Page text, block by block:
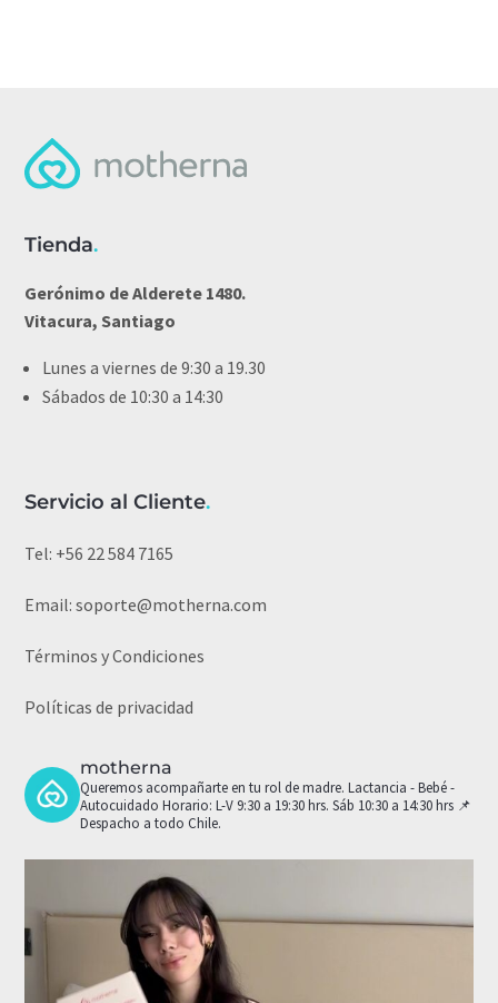
Tienda.
Gerónimo de Alderete 1480.
Vitacura, Santiago
Lunes a viernes de 9:30 a 19.30
Sábados de 10:30 a 14:30
Servicio al Cliente.
Tel: +56 22 584 7165
Email:soporte@motherna.com
Términos y Condiciones
Políticas de privacidad
motherna
Queremos acompañarte en tu rol de madre. Lactancia - Bebé -
Autocuidado Horario: L-V 9:30 a 19:30 hrs. Sáb 10:30 a 14:30 hrs 📌
Despacho a todo Chile.